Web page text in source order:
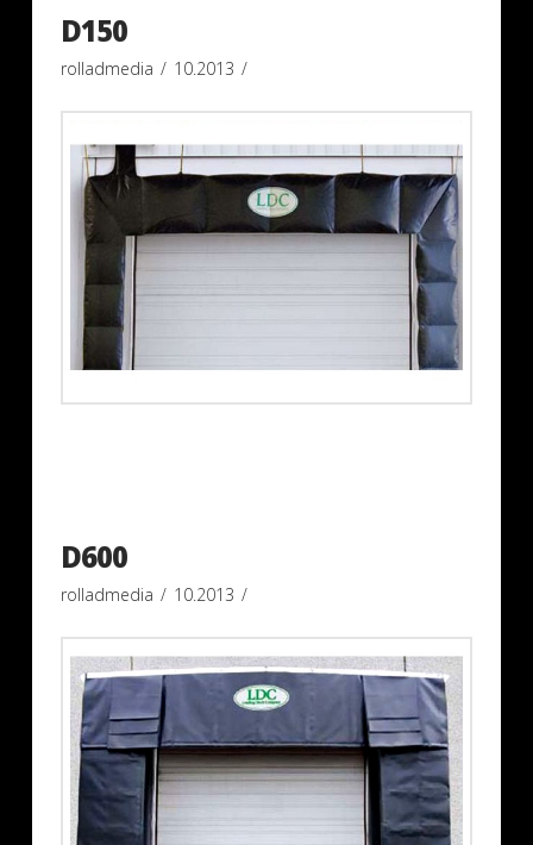
D150
rolladmedia 10.2013
D600
rolladmedia 10.2013